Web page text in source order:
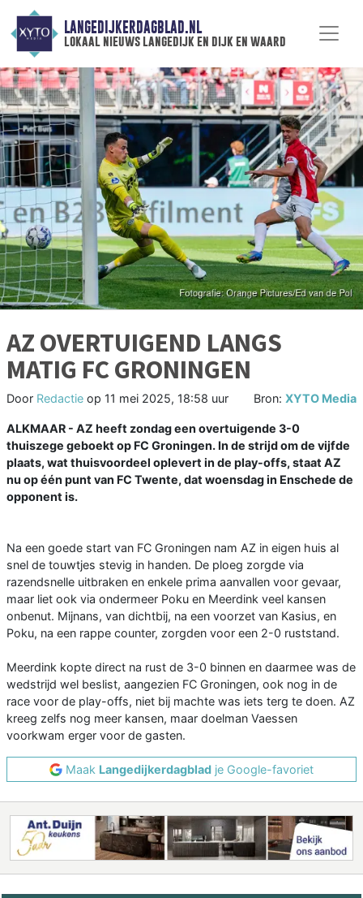
LANGEDIJKERDAGBLAD.NL
lokaal nieuws langedijk en dijk en waard
AZ OVERTUIGEND LANGS
MATIG FC GRONINGEN
Door Redactie op 11 mei 2025, 18:58 uur Bron: XYTO Media
ALKMAAR - AZ heeft zondag een overtuigende 3-0
thuiszege geboekt op FC Groningen. In de strijd om de vijfde
plaats, wat thuisvoordeel oplevert in de play-offs, staat AZ
nu op één punt van FC Twente, dat woensdag in Enschede de
opponent is.
Na een goede start van FC Groningen nam AZ in eigen huis al
snel de touwtjes stevig in handen. De ploeg zorgde via
razendsnelle uitbraken en enkele prima aanvallen voor gevaar,
maar liet ook via ondermeer Poku en Meerdink veel kansen
onbenut. Mijnans, van dichtbij, na een voorzet van Kasius, en
Poku, na een rappe counter, zorgden voor een 2-0 ruststand.
Meerdink kopte direct na rust de 3-0 binnen en daarmee was de
wedstrijd wel beslist, aangezien FC Groningen, ook nog in de
race voor de play-offs, niet bij machte was iets terg te doen. AZ
kreeg zelfs nog meer kansen, maar doelman Vaessen
voorkwam erger voor de gasten.
Maak Langedijkerdagblad je Google-favoriet